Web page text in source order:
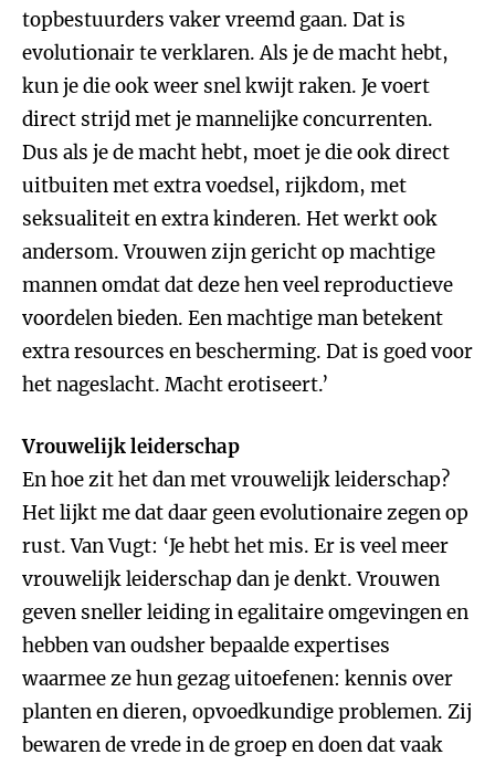
topbestuurders vaker vreemd gaan. Dat is
evolutionair te verklaren. Als je de macht hebt,
kun je die ook weer snel kwijt raken. Je voert
direct strijd met je mannelijke concurrenten.
Dus als je de macht hebt, moet je die ook direct
uitbuiten met extra voedsel, rijkdom, met
seksualiteit en extra kinderen. Het werkt ook
andersom. Vrouwen zijn gericht op machtige
mannen omdat dat deze hen veel reproductieve
voordelen bieden. Een machtige man betekent
extra resources en bescherming. Dat is goed voor
het nageslacht. Macht erotiseert.’
Vrouwelijk leiderschap
En hoe zit het dan met vrouwelijk leiderschap?
Het lijkt me dat daar geen evolutionaire zegen op
rust. Van Vugt: ‘Je hebt het mis. Er is veel meer
vrouwelijk leiderschap dan je denkt. Vrouwen
geven sneller leiding in egalitaire omgevingen en
hebben van oudsher bepaalde expertises
waarmee ze hun gezag uitoefenen: kennis over
planten en dieren, opvoedkundige problemen. Zij
bewaren de vrede in de groep en doen dat vaak